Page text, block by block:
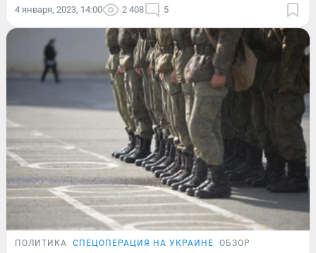
4 января, 2023, 14:00 2 408 5
ПОЛИТИКА СПЕЦОПЕРАЦИЯ НА УКРАИНЕ ОБЗОР